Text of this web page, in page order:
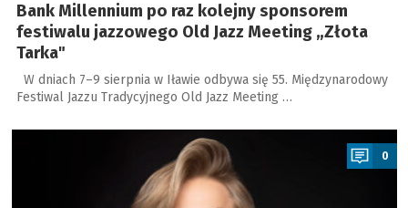
Bank Millennium po raz kolejny sponsorem
festiwalu jazzowego Old Jazz Meeting „Złota
Tarka"
W dniach 7–9 sierpnia w Iławie odbywa się 55. Międzynarodowy
Festiwal Jazzu Tradycyjnego Old Jazz Meeting …
a
0